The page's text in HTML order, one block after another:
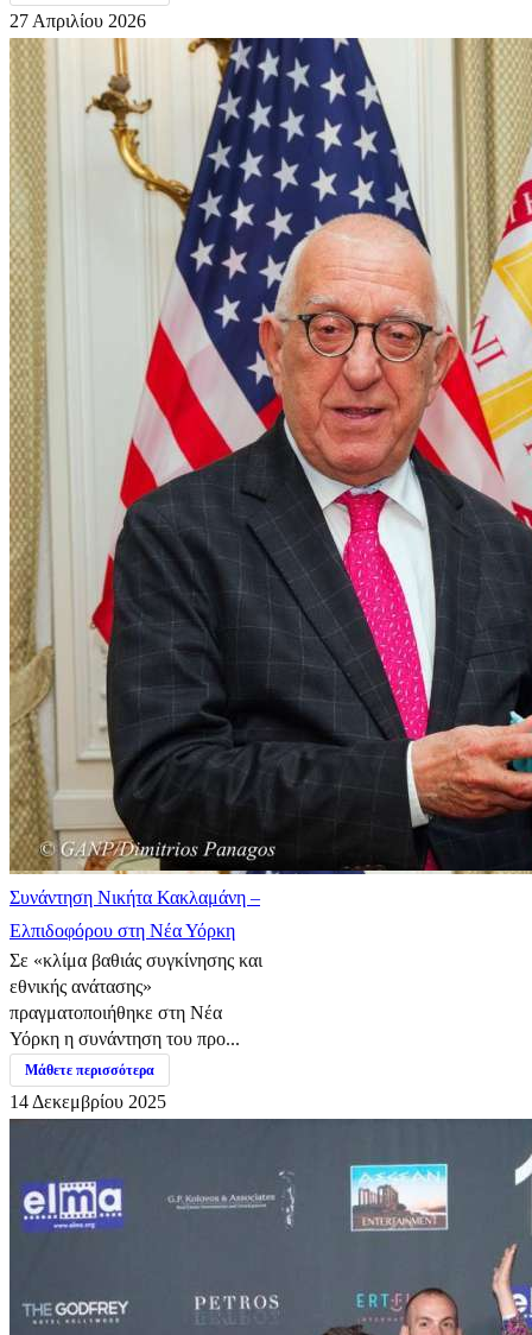
27 Απριλίου 2026
Συνάντηση Νικήτα Κακλαμάνη –
Ελπιδοφόρου στη Νέα Υόρκη
Σε «κλίμα βαθιάς συγκίνησης και
εθνικής ανάτασης»
πραγματοποιήθηκε στη Νέα
Υόρκη η συνάντηση του προ...
Μάθετε περισσότερα
14 Δεκεμβρίου 2025